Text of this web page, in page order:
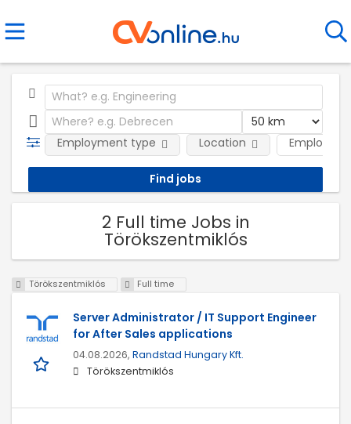
Employment type Employer
Location
2 Full time Jobs in
Törökszentmiklós
Törökszentmiklós Full time
Server Administrator / IT Support Engineer
for After Sales applications
04.08.2026, Randstad Hungary Kft.
Törökszentmiklós